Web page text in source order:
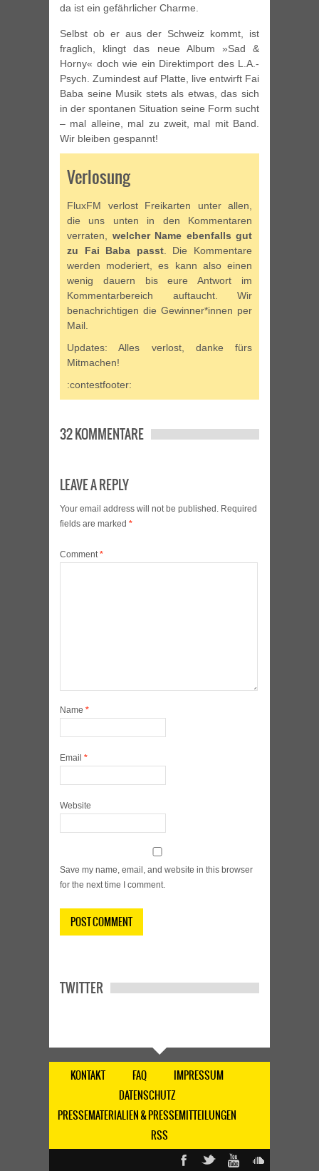
da ist ein gefährlicher Charme.
Selbst ob er aus der Schweiz kommt, ist
fraglich, klingt das neue Album »Sad &
Horny« doch wie ein Direktimport des L.A.-
Psych. Zumindest auf Platte, live entwirft Fai
Baba seine Musik stets als etwas, das sich
in der spontanen Situation seine Form sucht
– mal alleine, mal zu zweit, mal mit Band.
Wir bleiben gespannt!
Verlosung
FluxFM verlost Freikarten unter allen,
die uns unten in den Kommentaren
verraten, welcher Name ebenfalls gut
zu Fai Baba passt. Die Kommentare
werden moderiert, es kann also einen
wenig dauern bis eure Antwort im
Kommentarbereich auftaucht. Wir
benachrichtigen die Gewinner*innen per
Mail.
Updates: Alles verlost, danke fürs
Mitmachen!
:contestfooter:
32 KOMMENTARE
LEAVE A REPLY
Your email address will not be published. Required
fields are marked *
Comment*
Name *
Email *
Website
Save my name, email, and website in this browser
for the next time I comment.
TWITTER
KONTAKT FAQ
IMPRESSUM
DATENSCHUTZ
PRESSEMATERIALIEN & PRESSEMITTEILUNGEN
RSS